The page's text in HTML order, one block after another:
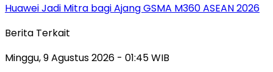
Huawei Jadi Mitra bagi Ajang GSMA M360 ASEAN 2026
Berita Terkait
Minggu, 9 Agustus 2026 - 01:45 WIB